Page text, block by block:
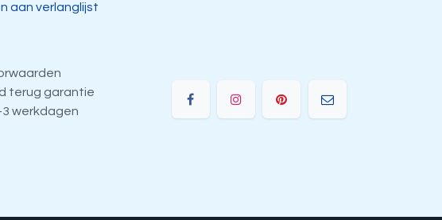
aan verlanglijst
terug garantie
3 werkdagen